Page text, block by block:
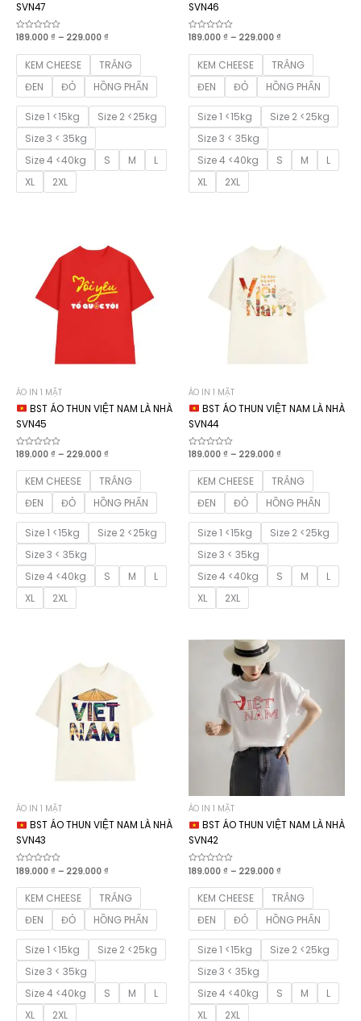
SVN47
Được
hạng
sao
189.000 ₫ – 229.000 ₫
từ
189.000 ₫
đến
229.000 ₫
KEM CHEESE
TRẮNG
ĐEN
ĐỎ HỒNG PHẤN
Size 1 <15kg
Size 2 <25kg
Size 3 < 35kg
Size 4 <40kg
S M
L
XL
2XL
SVN46
Được
hạng
sao
189.000 ₫ – 229.000 ₫
từ
189.000 ₫
đến
229.000 ₫
KEM CHEESE
TRẮNG
ĐEN
ĐỎ HỒNG PHẤN
Size 1 <15kg
Size 2 <25kg
Size 3 < 35kg
Size 4 <40kg
S M
L
XL
2XL
ÁO IN 1 MẶT
BST ÁO THUN VIỆT NAM LÀ NHÀ
SVN45
Được
hạng
sao
189.000 ₫ – 229.000 ₫
từ
189.000 ₫
đến
229.000 ₫
KEM CHEESE
TRẮNG
ĐEN
ĐỎ HỒNG PHẤN
Size 1 <15kg
Size 2 <25kg
Size 3 < 35kg
Size 4 <40kg
S M
L
XL
2XL
ÁO IN 1 MẶT
BST ÁO THUN VIỆT NAM LÀ NHÀ
SVN44
Được
hạng
sao
189.000 ₫ – 229.000 ₫
từ
189.000 ₫
đến
229.000 ₫
KEM CHEESE
TRẮNG
ĐEN
ĐỎ HỒNG PHẤN
Size 1 <15kg
Size 2 <25kg
Size 3 < 35kg
Size 4 <40kg
S M
L
XL
2XL
ÁO IN 1 MẶT
BST ÁO THUN VIỆT NAM LÀ NHÀ
SVN43
Được
hạng
sao
189.000 ₫ – 229.000 ₫
từ
189.000 ₫
đến
229.000 ₫
KEM CHEESE
TRẮNG
ĐEN
ĐỎ HỒNG PHẤN
Size 1 <15kg
Size 2 <25kg
Size 3 < 35kg
Size 4 <40kg
S M
L
XL
2XL
ÁO IN 1 MẶT
BST ÁO THUN VIỆT NAM LÀ NHÀ
SVN42
Được
hạng
sao
189.000 ₫ – 229.000 ₫
từ
189.000 ₫
đến
229.000 ₫
KEM CHEESE
TRẮNG
ĐEN
ĐỎ HỒNG PHẤN
Size 1 <15kg
Size 2 <25kg
Size 3 < 35kg
Size 4 <40kg
S M
L
XL
2XL